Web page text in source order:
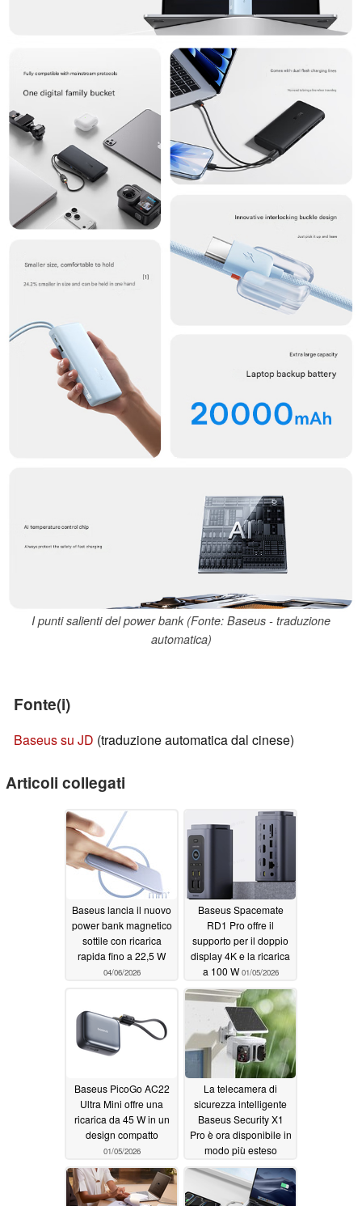
I punti salienti del power bank (Fonte: Baseus - traduzione
automatica)
Fonte(i)
Baseus su JD (traduzione automatica dal cinese)
Articoli collegati
Baseus lancia il nuovo
power bank magnetico
sottile con ricarica
rapida fino a 22,5 W
04/06/2026
Baseus Spacemate
RD1 Pro offre il
supporto per il doppio
display 4K e la ricarica
a 100 W01/05/2026
Baseus PicoGo AC22
Ultra Mini offre una
ricarica da 45 W in un
design compatto
01/05/2026
La telecamera di
sicurezza intelligente
Baseus Security X1
Pro è ora disponibile in
modo più esteso
12/22/2025